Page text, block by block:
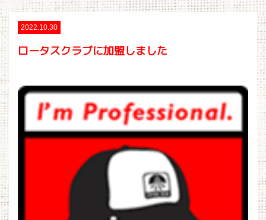
2022.10.30
ロータスクラブに加盟しました